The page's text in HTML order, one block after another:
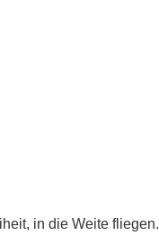
in die Weite fliegen.